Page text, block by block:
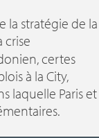
la stratégie de la
crise
certes
à la City,
laquelle Paris et